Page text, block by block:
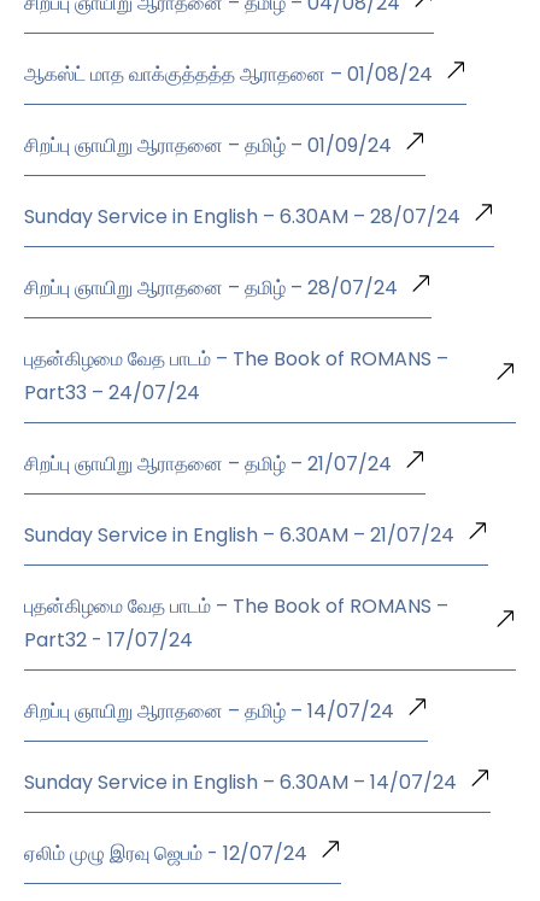
ஆகஸ்ட் மாத வாக்குத்தத்த ஆராதனை – 01/08/24
சிறப்பு ஞாயிறு ஆராதனை – தமிழ் – 01/09/24
Sunday Service in English – 6.30AM – 28/07/24
சிறப்பு ஞாயிறு ஆராதனை – தமிழ் – 28/07/24
புதன்கிழமை வேத பாடம் – The Book of ROMANS –
Part33 – 24/07/24
சிறப்பு ஞாயிறு ஆராதனை – தமிழ் – 21/07/24
Sunday Service in English – 6.30AM – 21/07/24
புதன்கிழமை வேத பாடம் – The Book of ROMANS –
Part32 - 17/07/24
சிறப்பு ஞாயிறு ஆராதனை – தமிழ் – 14/07/24
Sunday Service in English – 6.30AM – 14/07/24
ஏலிம் முழு இரவு ஜெபம் - 12/07/24